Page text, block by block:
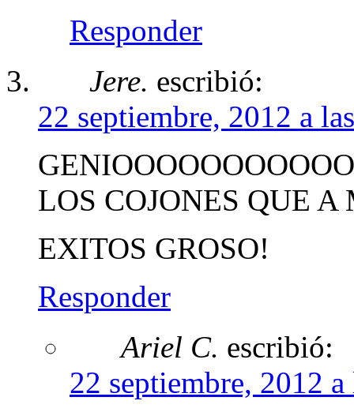
Responder
Jere. escribió:
22 septiembre, 2012 a
LOS COJONES QUE
EXITOS GROSO!
Responder
Ariel C. escribió:
22 septiembre, 2012